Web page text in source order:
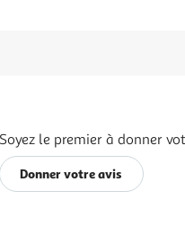
Soyez le premier à donner
Donner votre avis